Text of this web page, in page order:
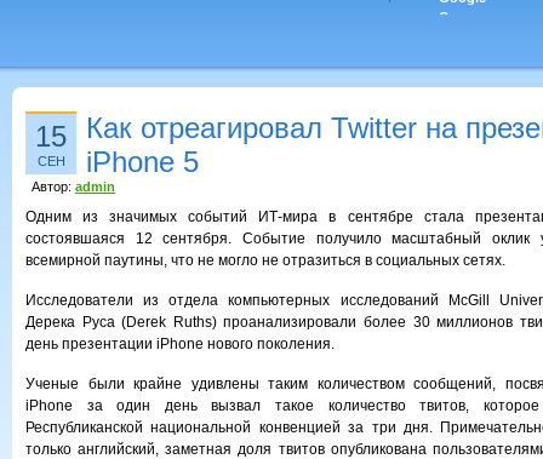
Существует
15
СЕН
Как отреагировал Twitter на
iPhone 5
Автор: admin
Одним из значимых событий ИТ-мира в сентябре стала
состоявшаяся 12 сентября. Событие получило масштабный оклик
всемирной паутины, что не могло не отразиться в социальных сетях.
Исследователи из отдела компьютерных исследований McGill
Дерека Руса (Derek Ruths) проанализировали более 30 миллионов
день презентации iPhone нового поколения.
Ученые были крайне удивлены таким количеством сообщений,
iPhone за один день вызвал такое количество твитов,
Республиканской национальной конвенцией за три дня.
только английский, заметная доля твитов опубликована